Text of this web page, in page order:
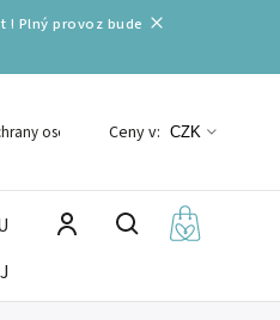
Plný provoz bude
osobních údajů
Ceny v: CZK